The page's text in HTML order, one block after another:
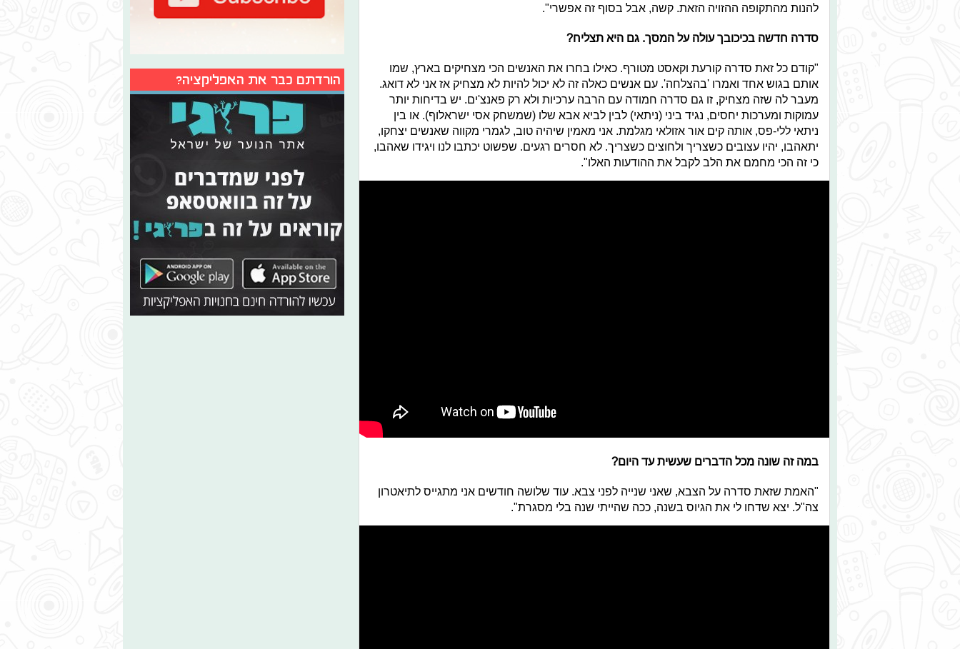
להנות מהתקופה ההזויה הזאת. קשה, אבל בסוף זה אפשרי".
סדרה חדשה בכיכובך עולה על המסך. גם היא תצליח?
"קודם כל זאת סדרה קורעת וקאסט מטורף. כאילו בחרו את האנשים הכי מצחיקים בארץ, שמו
אותם בגוש אחד ואמרו 'בהצלחה'. עם אנשים כאלה זה לא יכול להיות לא מצחיק אז אני לא דואג.
מעבר לה שזה מצחיק, זו גם סדרה חמודה עם הרבה ערכיות ולא רק פאנצ'ים. יש בדיחות יותר
עמוקות ומערכות יחסים, נגיד ביני (ניתאי) לבין לביא אבא שלו (שמשחק אסי ישראלוף). או בין
ניתאי ללי-פס, אותה קים אור אזולאי מגלמת. אני מאמין שיהיה טוב, לגמרי מקווה שאנשים יצחקו,
יתאהבו, יהיו עצובים כשצריך ולחוצים כשצריך. לא חסרים רגעים. שפשוט יכתבו לנו ויגידו שאהבו,
כי זה הכי מחמם את הלב לקבל את ההודעות האלו".
במה זה שונה מכל הדברים שעשית עד היום?
"האמת שזאת סדרה על הצבא, שאני שנייה לפני צבא. עוד שלושה חודשים אני מתגייס לתיאטרון
צה"ל. יצא שדחו לי את הגיוס בשנה, ככה שהייתי שנה בלי מסגרת".
הורדתם כבר את האפליקציה?